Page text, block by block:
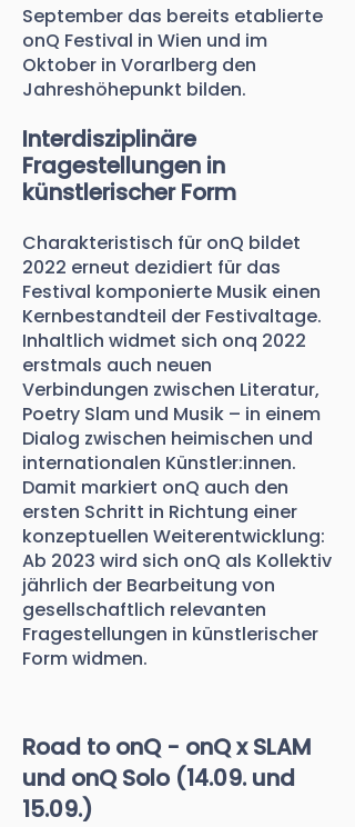
September das bereits etablierte
onQ Festival in Wien und im
Oktober in Vorarlberg den
Jahreshöhepunkt bilden.
Interdisziplinäre
Fragestellungen in
künstlerischer Form
Charakteristisch für onQ bildet
2022 erneut dezidiert für das
Festival komponierte Musik einen
Kernbestandteil der Festivaltage.
Inhaltlich widmet sich onq 2022
erstmals auch neuen
Verbindungen zwischen Literatur,
Poetry Slam und Musik – in einem
Dialog zwischen heimischen und
internationalen Künstler:innen.
Damit markiert onQ auch den
ersten Schritt in Richtung einer
konzeptuellen Weiterentwicklung:
Ab 2023 wird sich onQ als Kollektiv
jährlich der Bearbeitung von
gesellschaftlich relevanten
Fragestellungen in künstlerischer
Form widmen.
Road to onQ - onQ x SLAM
und onQ Solo (14.09. und
15.09.)